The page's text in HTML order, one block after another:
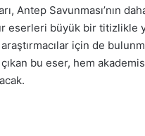
Antep Savunması’nın
eserleri büyük bir titizlikle
araştırmacılar için de
bu eser, hem